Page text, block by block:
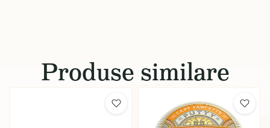
Produse similare